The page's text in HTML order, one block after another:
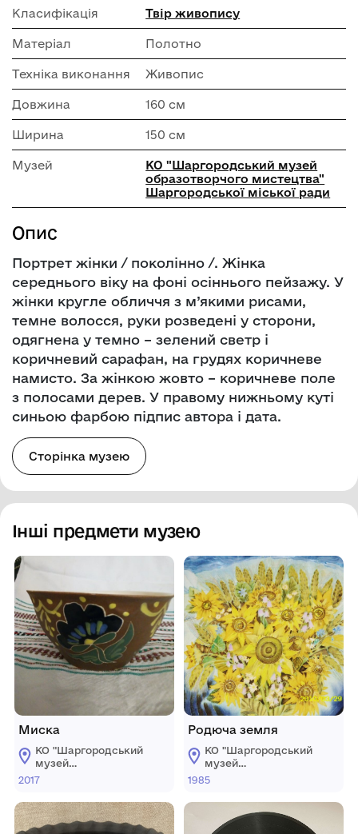
Класифікація Твір живопису
Матеріал Полотно
Техніка виконання Живопис
Довжина 160 см
Ширина 150 см
Музей
КО "Шаргородський музей
образотворчого мистецтва"
Шаргородської міської ради
Опис
Портрет жінки / поколінно /. Жінка
середнього віку на фоні осіннього пейзажу. У
жінки кругле обличчя з м’якими рисами,
темне волосся, руки розведені у сторони,
одягнена у темно – зелений светр і
коричневий сарафан, на грудях коричневе
намисто. За жінкою жовто – коричневе поле
з полосами дерев. У правому нижньому куті
синьою фарбою підпис автора і дата.
Сторінка музею
Інші предмети музею
Миска
КО "Шаргородський
музей
образотворчого
Шаргородської
міської ради
2017
Родюча земля
КО "Шаргородський
музей
образотворчого
Шаргородської
міської ради
1985